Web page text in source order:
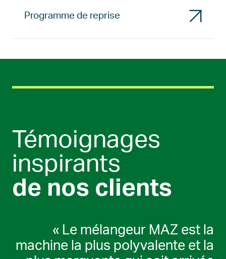
Programme de reprise
Témoignages
inspirants
de nos clients
« Le mélangeur MAZ est la
machine la plus polyvalente et la